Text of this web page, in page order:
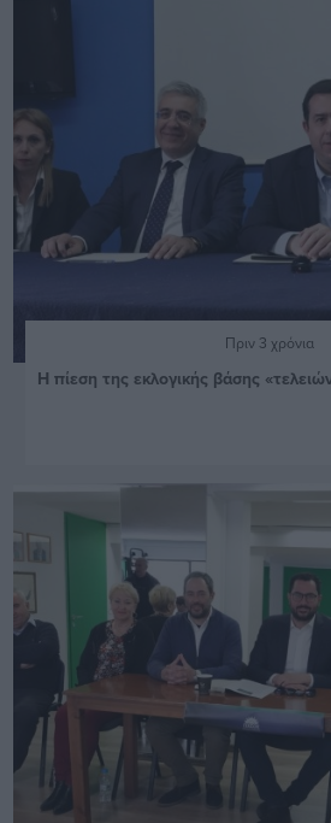
Πριν 3 χρόνια
Η πίεση της εκλογικής βάσης